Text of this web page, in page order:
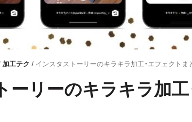
加工テク インスタストーリーのキラキラ加工・エフェクトま
ーリーのキラキラ加工